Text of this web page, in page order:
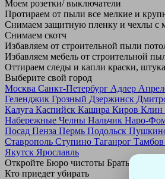
Моем розетки/ выключатели
Протираем от пыли все мелкие и
Снимаем защитную пленку и чехлы с
Снимаем скотч
Избавляем от строительной пыли
Избавляем мебель от строительной
Оттираем следы и капли краски,
Выберите свой город
Москва Санкт-Петербург Адлер
Геленджик Грозный Дзержинск
Калуга Каспийск Кашира Киров Клин
Набережные Челны Нальчик Наро-
Посад Пенза Пермь Подольск
Ставрополь Ступино Таганрог Тамбов
Якутск Ярославль
Откройте Бюро чистоты Братьев
Кто приедет убирать